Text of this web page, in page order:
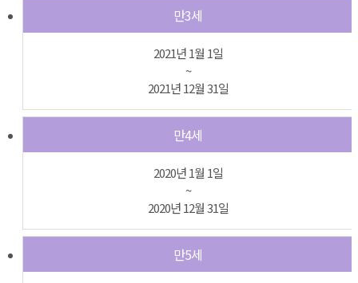
만3세
2021년 1월 1일
~
2021년 12월 31일
만4세
2020년 1월 1일
~
2020년 12월 31일
만5세